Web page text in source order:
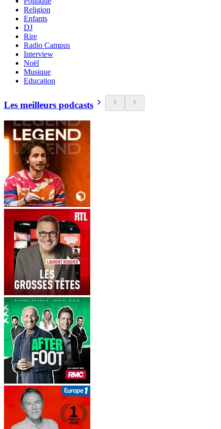
Religion
Enfants
DJ
Rire
Radio Campus
Interview
Noël
Musique
Education
Les meilleurs podcasts